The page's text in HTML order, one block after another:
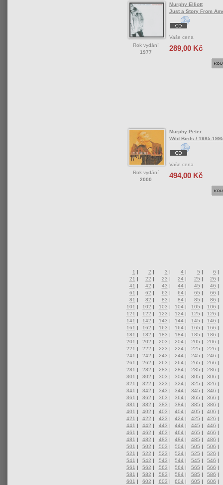
Rok vydání
1977
Murphy Elliott
Just a Story From
Vaše cena
289,00 Kč
Rok vydání
2000
Murphy Peter
Wild Birds / 1985-
Vaše cena
494,00 Kč
1 | 2 | 3 | 4 | 5 | 6 |
21 | 22 | 23 | 24 | 25 | 26 |
41 | 42 | 43 | 44 | 45 | 46 |
61 | 62 | 63 | 64 | 65 | 66 |
81 | 82 | 83 | 84 | 85 | 86 |
101 | 102 | 103 | 104 | 105 | 106 |
121 | 122 | 123 | 124 | 125 | 126 |
141 | 142 | 143 | 144 | 145 | 146 |
161 | 162 | 163 | 164 | 165 | 166 |
181 | 182 | 183 | 184 | 185 | 186 |
201 | 202 | 203 | 204 | 205 | 206 |
221 | 222 | 223 | 224 | 225 | 226 |
241 | 242 | 243 | 244 | 245 | 246 |
261 | 262 | 263 | 264 | 265 | 266 |
281 | 282 | 283 | 284 | 285 | 286 |
301 | 302 | 303 | 304 | 305 | 306 |
321 | 322 | 323 | 324 | 325 | 326 |
341 | 342 | 343 | 344 | 345 | 346 |
361 | 362 | 363 | 364 | 365 | 366 |
381 | 382 | 383 | 384 | 385 | 386 |
401 | 402 | 403 | 404 | 405 | 406 |
421 | 422 | 423 | 424 | 425 | 426 |
441 | 442 | 443 | 444 | 445 | 446 |
461 | 462 | 463 | 464 | 465 | 466 |
481 | 482 | 483 | 484 | 485 | 486 |
501 | 502 | 503 | 504 | 505 | 506 |
521 | 522 | 523 | 524 | 525 | 526 |
541 | 542 | 543 | 544 | 545 | 546 |
561 | 562 | 563 | 564 | 565 | 566 |
581 | 582 | 583 | 584 | 585 | 586 |
601 | 602 | 603 | 604 | 605 | 606 |